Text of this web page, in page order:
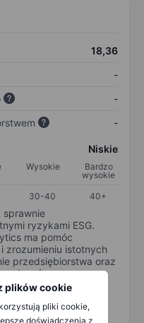
plików cookie
pliki cookie,
doświadczenia z
18,36
-
-
-
Niskie
Wysokie
Bardzo
wysokie
30-40 40+
sprawnie
ryzykami ESG.
ma pomóc
zrozumieniu istotnych
przedsiębiorstwa oraz
na
kapitałowych. Skala
ryzyko, tym lepiej (0
najpoważniejsze